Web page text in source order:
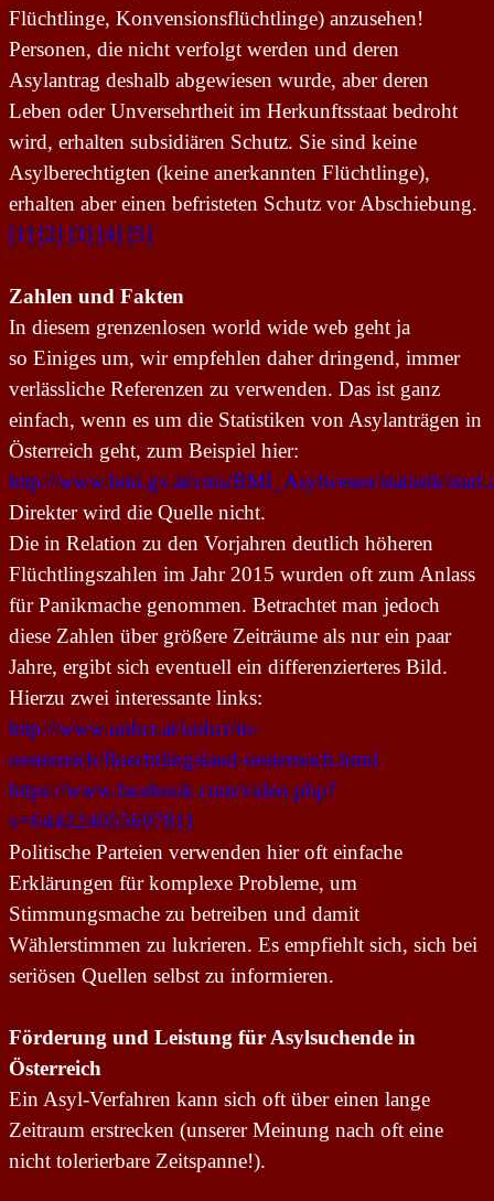
Flüchtlinge, Konvensionsflüchtlinge) anzusehen!
Personen, die nicht verfolgt werden und deren
Asylantrag deshalb abgewiesen wurde, aber deren
Leben oder Unversehrtheit im Herkunftsstaat bedroht
wird, erhalten subsidiären Schutz. Sie sind keine
Asylberechtigten (keine anerkannten Flüchtlinge),
erhalten aber einen befristeten Schutz vor Abschiebung.
[1] [2] [3] [4] [5]
Zahlen und Fakten
In diesem grenzenlosen world wide web geht ja
so Einiges um, wir empfehlen daher dringend, immer
verlässliche Referenzen zu verwenden. Das ist ganz
einfach, wenn es um die Statistiken von Asylanträgen in
Österreich geht, zum Beispiel hier:
http://www.bmi.gv.at/cms/BMI_Asylwesen/statistik/
Direkter wird die Quelle nicht.
Die in Relation zu den Vorjahren deutlich höheren
Flüchtlingszahlen im Jahr 2015 wurden oft zum Anlass
für Panikmache genommen. Betrachtet man jedoch
diese Zahlen über größere Zeiträume als nur ein paar
Jahre, ergibt sich eventuell ein differenzierteres Bild.
Hierzu zwei interessante links:
http://www.unhcr.at/unhcr/in-
oesterreich/fluechtlingsland-oesterreich.html
https://www.facebook.com/video.php?
v=644224055697811
Politische Parteien verwenden hier oft einfache
Erklärungen für komplexe Probleme, um
Stimmungsmache zu betreiben und damit
Wählerstimmen zu lukrieren. Es empfiehlt sich, sich bei
seriösen Quellen selbst zu informieren.
Förderung und Leistung für Asylsuchende in
Österreich
Ein Asyl-Verfahren kann sich oft über einen lange
Zeitraum erstrecken (unserer Meinung nach oft eine
nicht tolerierbare Zeitspanne!).